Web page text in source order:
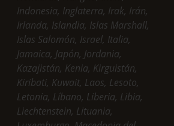
Indonesia, Inglaterra, Irak, Irán,
Irlanda, Islandia, Islas Marshall,
Islas Salomón, Israel, Italia,
Jamaica, Japón, Jordania,
Kazajistán, Kenia, Kirguistán,
Kiribati, Kuwait, Laos, Lesoto,
Letonia, Líbano, Liberia, Libia,
Liechtenstein, Lituania,